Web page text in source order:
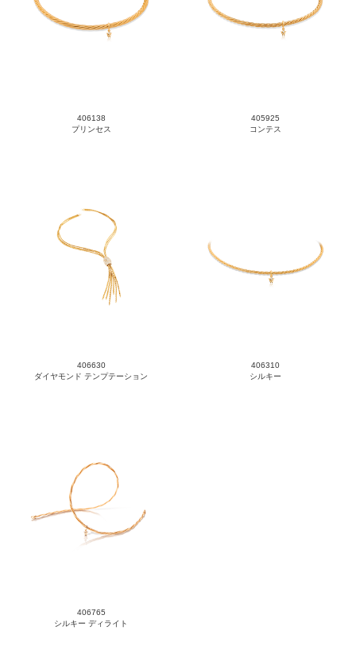
406138
プリンセス
405925
コンテス
406630
ダイヤモンド テンプテーション
406310
シルキー
406765
シルキー ディライト